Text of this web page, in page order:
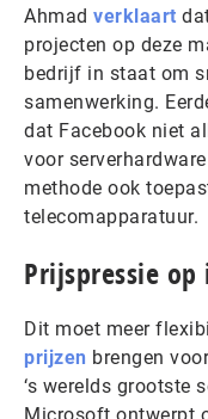
Ahmad verklaart
projecten op deze
bedrijf in staat om
samenwerking.
dat Facebook niet
voor
methode ook
telecomapparatuur.
Prijspressie
Dit moet meer
prijzen brengen
‘s werelds grootste